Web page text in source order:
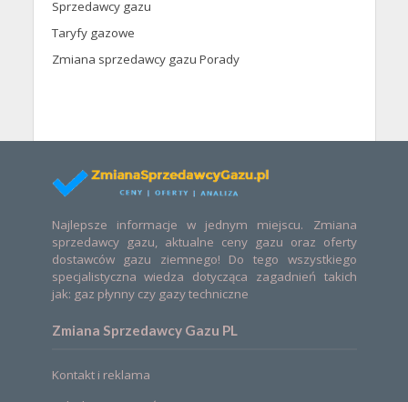
Sprzedawcy gazu
Taryfy gazowe
Zmiana sprzedawcy gazu Porady
Najlepsze informacje w jednym miejscu. Zmiana
sprzedawcy gazu, aktualne ceny gazu oraz oferty
dostawców gazu ziemnego! Do tego wszystkiego
specjalistyczna wiedza dotycząca zagadnień takich
jak: gaz płynny czy gazy techniczne
Zmiana Sprzedawcy Gazu PL
Kontakt i reklama